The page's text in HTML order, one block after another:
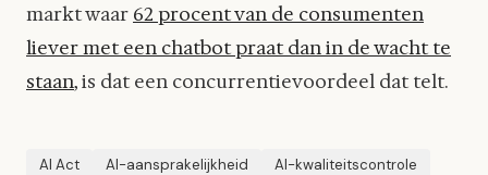
markt waar 62 procent van de consumenten
liever met een chatbot praat dan in de wacht te
staan, is dat een concurrentievoordeel dat telt.
AI Act AI-aansprakelijkheid
AI-kwaliteitscontrole